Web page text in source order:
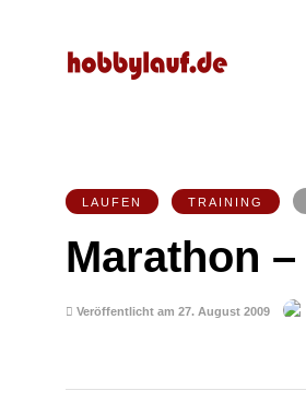
LAUFEN TRAINING
Marathon
Veröffentlicht am 27. August 2009